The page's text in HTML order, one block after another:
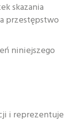
skazania
przestępstwo
niniejszego
i reprezentuje